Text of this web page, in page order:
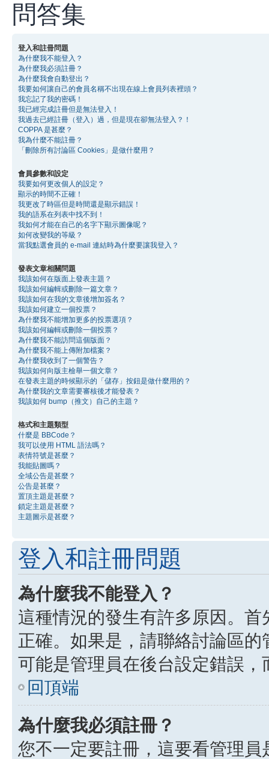
問答集
登入和註冊問題
為什麼我不能登入？
為什麼我必須註冊？
為什麼我會自動登出？
我要如何讓自己的會員名稱不出現在線上會員列表裡頭？
我忘記了我的密碼！
我已經完成註冊但是無法登入！
我過去已經註冊（登入）過，但是現在卻無法登入？！
COPPA 是甚麼？
我為什麼不能註冊？
「刪除所有討論區 Cookies」是做什麼用？
會員參數和設定
我要如何更改個人的設定？
顯示的時間不正確！
我更改了時區但是時間還是顯示錯誤！
我的語系在列表中找不到！
我如何才能在自己的名字下顯示圖像呢？
如何改變我的等級？
當我點選會員的 e-mail 連結時為什麼要讓我登入？
發表文章相關問題
我該如何在版面上發表主題？
我該如何編輯或刪除一篇文章？
我該如何在我的文章後增加簽名？
我該如何建立一個投票？
為什麼我不能增加更多的投票選項？
我該如何編輯或刪除一個投票？
為什麼我不能訪問這個版面？
為什麼我不能上傳附加檔案？
為什麼我收到了一個警告？
我該如何向版主檢舉一個文章？
在發表主題的時候顯示的「儲存」按鈕是做什麼用的？
為什麼我的文章需要審核後才能發表？
我該如何 bump（推文）自己的主題？
格式和主題類型
什麼是 BBCode？
我可以使用 HTML 語法嗎？
表情符號是甚麼？
我能貼圖嗎？
全域公告是甚麼？
公告是甚麼？
置頂主題是甚麼？
鎖定主題是甚麼？
主題圖示是甚麼？
登入和註冊問題
為什麼我不能登入？
這種情況的發生有許多原因。
正確。如果是，請聯絡討論區
可能是管理員在後台設定錯誤
回頂端
為什麼我必須註冊？
您不一定要註冊，這要看管理